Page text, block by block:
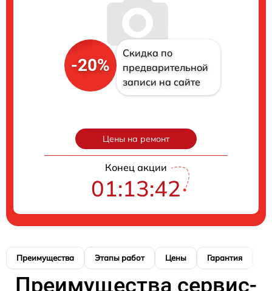
-20%
Скидка по
предварительной
записи на сайте
Цены на ремонт
Конец акции
01:13:41
Преимущества Этапы работ Цены Гарантия
Преимущества сервис-